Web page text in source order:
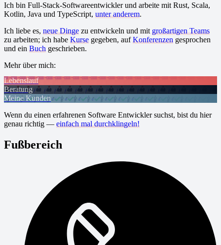
Ich bin Full-Stack-Softwareentwickler und arbeite mit Rust, Scala,
Kotlin, Java und TypeScript, unter anderem.
Ich liebe es, neue Dinge zu entwickeln und mit großartigen Teams
zu arbeiten; ich habe Kurse gegeben, aufKonferenzen gesprochen
und ein Buch geschrieben.
Mehr über mich:
Lebenslauf
Beratung
Meine Kunden
Wenn du einen erfahrenen Software Entwickler suchst, bist du hier
genau richtig — einfach mal durchklingeln!
Fußbereich